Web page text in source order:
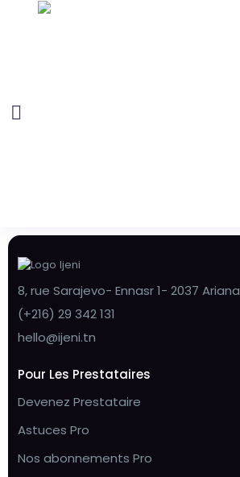
8, rue Sarajevo- Ennasr 1- 2037 Ariana
(+216) 29 342 131
hello@ijeni.tn
Pour Les Prestataires
Devenez Prestataire
Astuces Pro
Nos abonnements Pro